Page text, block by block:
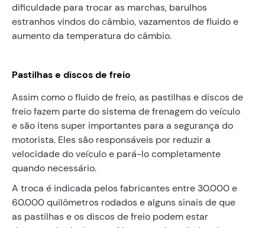
dificuldade para trocar as marchas, barulhos
estranhos vindos do câmbio, vazamentos de fluido e
aumento da temperatura do câmbio.
Pastilhas e discos de freio
Assim como o fluido de freio, as pastilhas e discos de
freio fazem parte do sistema de frenagem do veículo
e são itens super importantes para a segurança do
motorista. Eles são responsáveis por reduzir a
velocidade do veículo e pará-lo completamente
quando necessário.
A troca é indicada pelos fabricantes entre 30.000 e
60.000 quilômetros rodados e alguns sinais de que
as pastilhas e os discos de freio podem estar